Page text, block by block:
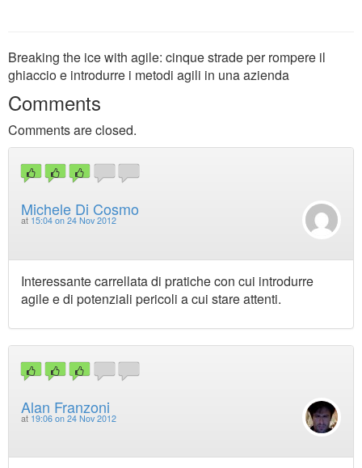
Breaking the ice with agile: cinque strade per rompere il
ghiaccio e introdurre i metodi agili in una azienda
Comments
Comments are closed.
Michele Di Cosmo
at 15:04 on 24 Nov 2012
Interessante carrellata di pratiche con cui introdurre
agile e di potenziali pericoli a cui stare attenti.
Alan Franzoni
at 19:06 on 24 Nov 2012